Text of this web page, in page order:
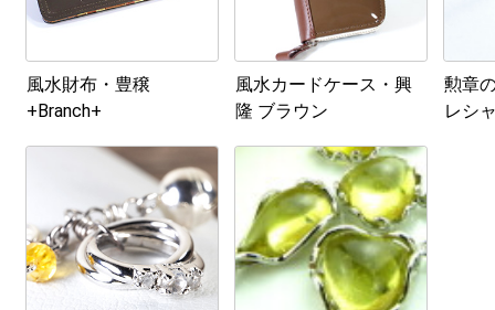
風水財布・豊穣
+Branch+
風水カードケース・興
隆 ブラウン
勲章
レシ